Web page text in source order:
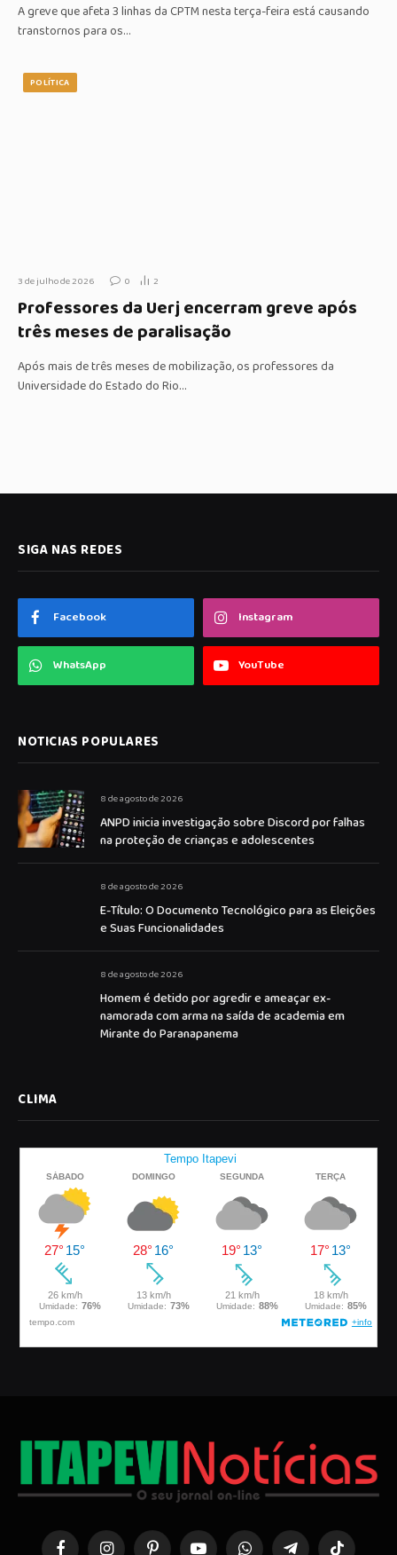
A greve que afeta 3 linhas da CPTM nesta terça-feira está causando
transtornos para os…
POLÍTICA
3 de julho de 2026 0 2
Professores da Uerj encerram greve após
três meses de paralisação
Após mais de três meses de mobilização, os professores da
Universidade do Estado do Rio…
SIGA NAS REDES
Facebook Instagram
WhatsApp YouTube
NOTICIAS POPULARES
8 de agosto de 2026
ANPD inicia investigação sobre Discord por falhas
na proteção de crianças e adolescentes
8 de agosto de 2026
E-Título: O Documento Tecnológico para as Eleições
e Suas Funcionalidades
8 de agosto de 2026
Homem é detido por agredir e ameaçar ex-
namorada com arma na saída de academia em
Mirante do Paranapanema
CLIMA